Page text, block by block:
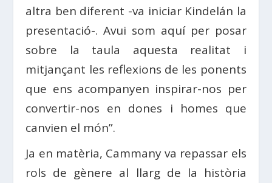
altra ben diferent -va iniciar Kindelán la
presentació-. Avui som aquí per posar
sobre la taula aquesta realitat i
mitjançant les reflexions de les ponents
que ens acompanyen inspirar-nos per
convertir-nos en dones i homes que
canvien el món”.
Ja en matèria, Cammany va repassar els
rols de gènere al llarg de la història